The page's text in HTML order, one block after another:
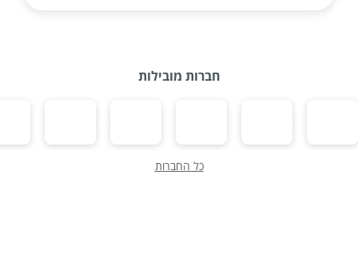
חברות מובילות
כל החברות